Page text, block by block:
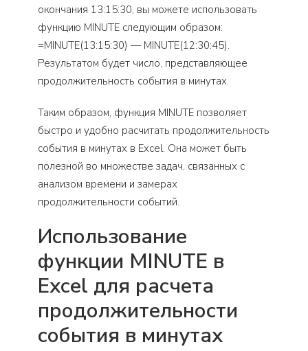
окончания 13:15:30, вы можете использовать
функцию MINUTE следующим образом:
=MINUTE(13:15:30) — MINUTE(12:30:45).
Результатом будет число, представляющее
продолжительность события в минутах.
Таким образом, функция MINUTE позволяет
быстро и удобно расчитать продолжительность
события в минутах в Excel. Она может быть
полезной во множестве задач, связанных с
анализом времени и замерах
продолжительности событий.
Использование
функции MINUTE в
Excel для расчета
продолжительности
события в минутах